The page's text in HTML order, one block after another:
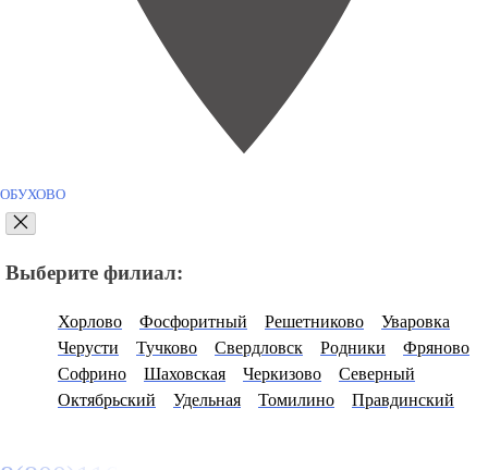
ОБУХОВО
Выберите филиал:
Хорлово Фосфоритный Решетниково
Уваровка
Черусти
Тучково Свердловск Родники
Фряново
Софрино
Шаховская Черкизово
Северный
Октябрьский
Удельная Томилино Правдинский